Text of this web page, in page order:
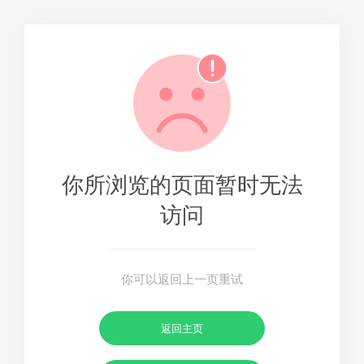
你所浏览的页面暂时无法
访问
你可以返回上一页重试
返回主页